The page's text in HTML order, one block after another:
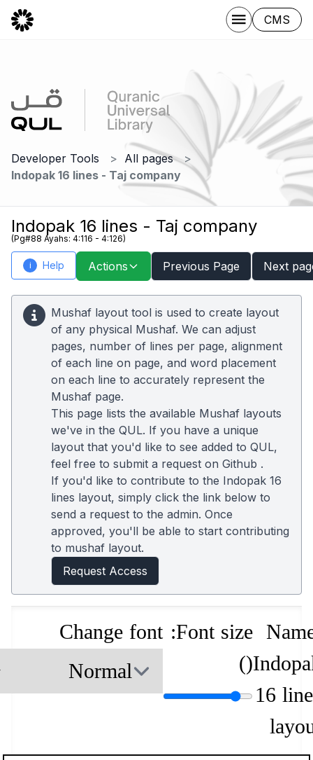
CMS
Developer Tools
All pages
Indopak 16 lines - Taj company
Indopak 16 lines - Taj company
(Pg#88 Ayahs: 4:116 - 4:126)
i Help Actions Previous Page Next
Mushaf layout tool is used to create layout
of any physical Mushaf. We can adjust
pages, number of lines per page, alignment
of each line on page, and word placement
on each line to accurately represent the
Mushaf page.
This page lists the available Mushaf layouts
we've in the QUL. If you have a unique
layout that you'd like to see added to QUL,
feel free to submit a request on Github .
If you'd like to contribute to the Indopak 16
lines layout, simply click the link below to
send a request to the admin. Once
approved, you'll be able to start contributing
to mushaf layout.
Request Access
16
Font size:
(
)
Change font